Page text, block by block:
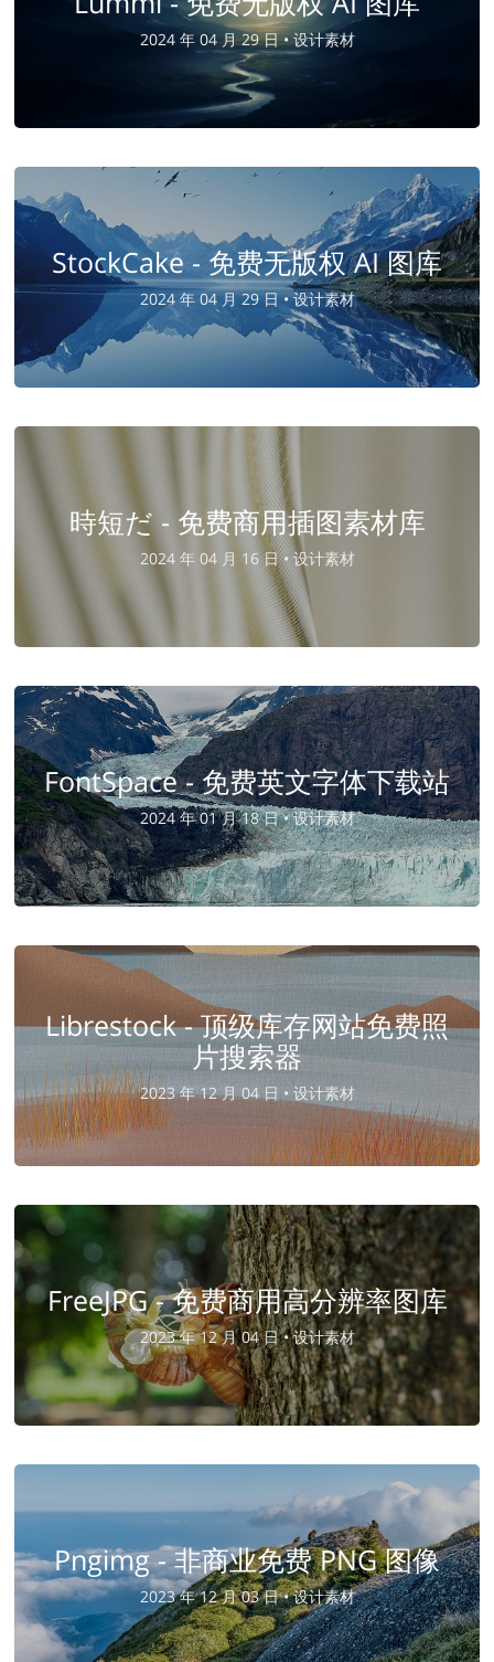
2024 年 04 月 29 日 •设计素材
StockCake - 免费无版权 AI 图库
2024 年 04 月 29 日 •设计素材
時短だ - 免费商用插图素材库
2024 年 04 月 16 日 •设计素材
FontSpace - 免费英文字体下载站
2024 年 01 月 18 日 •设计素材
Librestock - 顶级库存网站免费照
片搜索器
2023 年 12 月 04 日 • 设计素材
FreeJPG - 免费商用高分辨率图库
2023 年 12 月 04 日 •设计素材
Pngimg - 非商业免费 PNG 图像
2023 年 12 月 03 日 •设计素材